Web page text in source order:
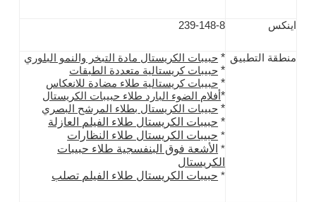
اينكس 239-148-8
منطقة التطبيق * حبيبات الكريستال مادة التبخر والنمو البلوري
* حبيبات كريستالية متعددة الطبقات
* حبيبات كريستالية طلاء مضادة للانعكاس
*أفلام الضوء البارد طلاء حبيبات الكريستال
* حبيبات الكريستال بطلاء المرشح البصري
* حبيبات الكريستال طلاء الفيلم العازلة
* حبيبات الكريستال طلاء النظارات
* الأشعة فوق البنفسجية طلاء حبيبات
الكريستال
* حبيبات الكريستال طلاء الفيلم تصلب